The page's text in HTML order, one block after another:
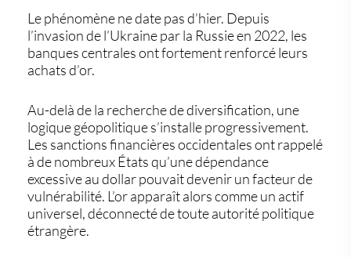
Le phénomène ne date pas d’hier. Depuis
l’invasion de l’Ukraine par la Russie en 2022, les
banques centrales ont fortement renforcé leurs
achats d’or.
Au-delà de la recherche de diversification, une
logique géopolitique s’installe progressivement.
Les sanctions financières occidentales ont rappelé
à de nombreux États qu’une dépendance
excessive au dollar pouvait devenir un facteur de
vulnérabilité. L’or apparaît alors comme un actif
universel, déconnecté de toute autorité politique
étrangère.